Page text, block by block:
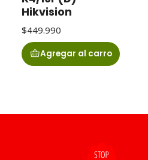
Hikvision
$449.990
Agregar al carro